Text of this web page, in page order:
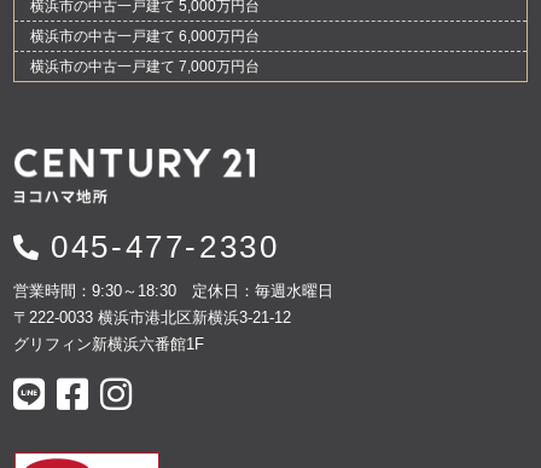
横浜市の中古一戸建て 5,000万円台
横浜市の中古一戸建て 6,000万円台
横浜市の中古一戸建て 7,000万円台
045-477-2330
営業時間：9:30～18:30 定休日：毎週水曜日
〒222-0033 横浜市港北区新横浜3-21-12
グリフィン新横浜六番館1F